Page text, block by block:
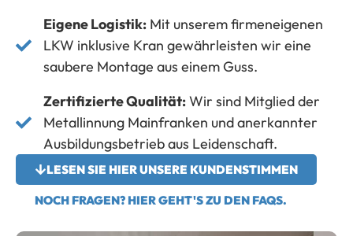
Eigene Logistik: Mit unserem firmeneigenen
LKW inklusive Kran gewährleisten wir eine
saubere Montage aus einem Guss.
Zertifizierte Qualität:Wir sind Mitglied der
Metallinnung Mainfranken und anerkannter
Ausbildungsbetrieb aus Leidenschaft.
LESEN SIE HIER UNSERE KUNDENSTIMMEN
NOCH FRAGEN? HIER GEHT'S ZU DEN FAQS.